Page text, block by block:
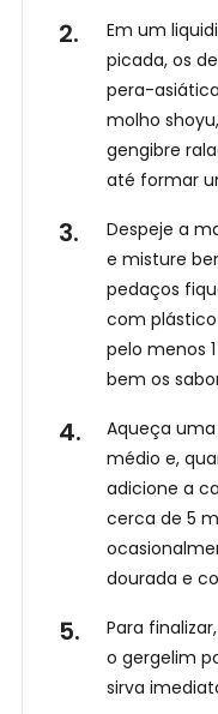
nossas
Receitas
WhatsApp!
Em um
picada, os
pera-
molho
gengibre
até formar
Despeje a
e misture
pedaços
com
pelo menos
bem os
Aqueça
médio e,
adicione a
cerca de 5
dourada e
Para
o gergelim
sirva